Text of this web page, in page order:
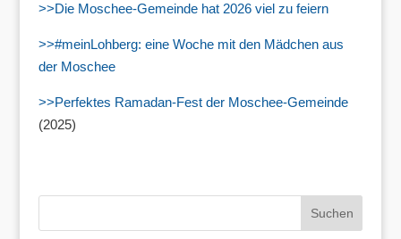
>>Die Moschee-Gemeinde hat 2026 viel zu feiern
>>#meinLohberg: eine Woche mit den Mädchen aus
der Moschee
>>Perfektes Ramadan-Fest der Moschee-Gemeinde
(2025)